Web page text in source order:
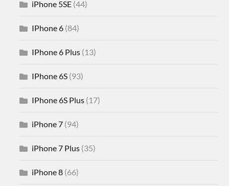
iPhone 5SE (44)
IPhone 6 (84)
IPhone 6 Plus (13)
IPhone 6S (93)
IPhone 6S Plus (17)
iPhone 7 (94)
iPhone 7 Plus (35)
iPhone 8 (66)